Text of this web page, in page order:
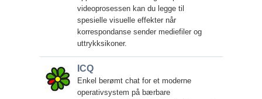
videoprosessen kan du legge til
spesielle visuelle effekter når
korrespondanse sender mediefiler og
uttrykksikoner.
ICQ
Enkel berømt chat for et moderne
operativsystem på bærbare